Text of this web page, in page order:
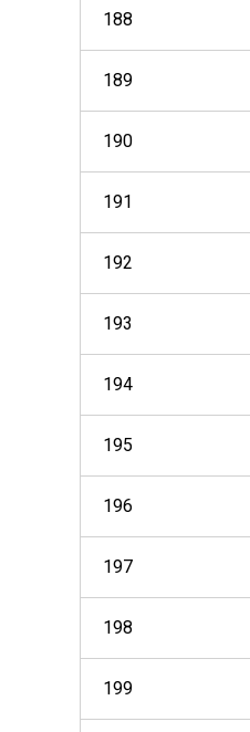
188
189
190
191
192
193
194
195
196
197
198
199